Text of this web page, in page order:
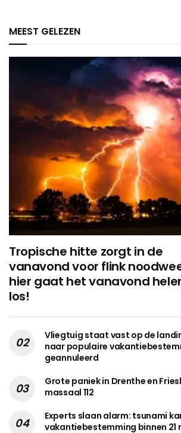
MEEST GELEZEN
Tropische hitte zorgt in de
vanavond voor flink
hier gaat het vanavond
los!
Vliegtuig staat vast op de
naar populaire
geannuleerd
Grote paniek in Drenthe en
massaal 112
Experts slaan alarm: tsunami
vakantiebestemming binnen 21